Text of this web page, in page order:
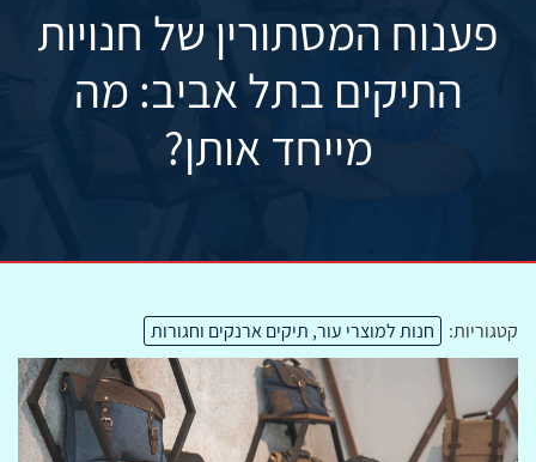
פענוח המסתורין של חנויות
התיקים בתל אביב: מה
מייחד אותן?
קטגוריות: חנות למוצרי עור, תיקים ארנקים וחגורות